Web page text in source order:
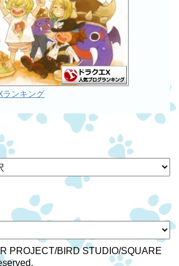
ランキング
PROJECT/BIRD STUDIO/SQUARE